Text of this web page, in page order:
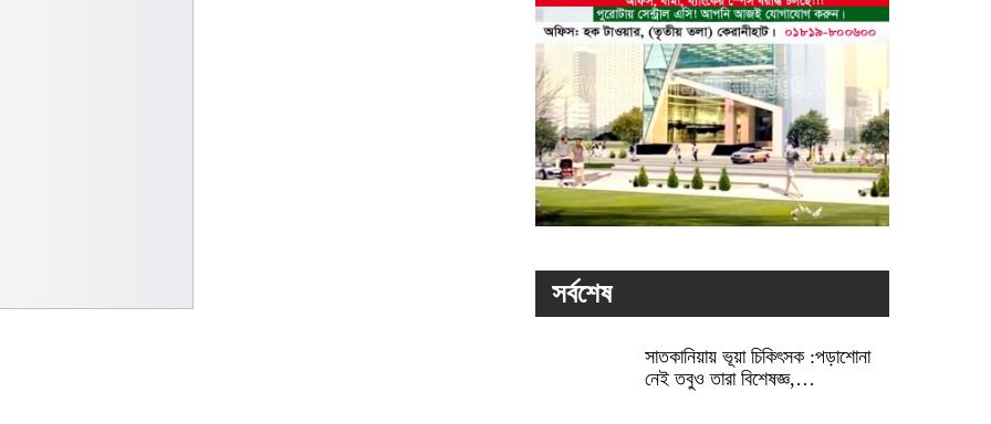
সর্বশেষ
সাতকানিয়ায় ভূয়া চিকিৎসক :পড়াশোনা
নেই তবুও তারা বিশেষজ্ঞ,…